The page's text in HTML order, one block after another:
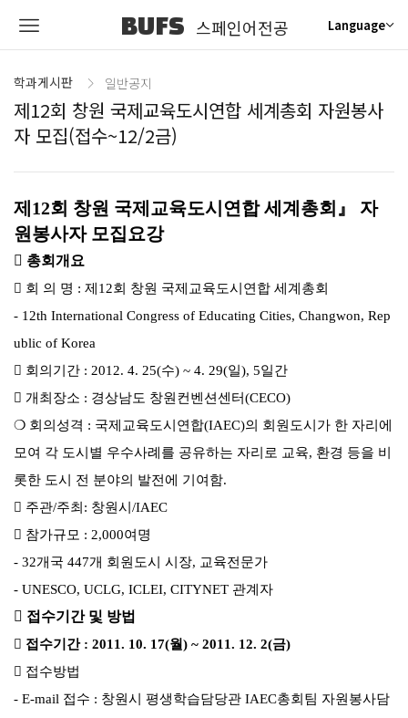
BUFS 스페인어전공 Language
학과게시판 일반공지
제12회 창원 국제교육도시연합 세계총회 자원봉사
자 모집(접수~12/2금)
제12회 창원 국제교육도시연합 세계총회』 자
원봉사자 모집요강
 총회개요
 회 의 명 : 제12회 창원 국제교육도시연합 세계총회
- 12th International Congress of Educating Cities, Changwon, Rep
ublic of Korea
 회의기간 : 2012. 4. 25(수) ~ 4. 29(일), 5일간
 개최장소 : 경상남도 창원컨벤션센터(CECO)
❍ 회의성격 : 국제교육도시연합(IAEC)의 회원도시가 한 자리에
모여 각 도시별 우수사례를 공유하는 자리로 교육, 환경 등을 비
롯한 도시 전 분야의 발전에 기여함.
 주관/주최: 창원시/IAEC
 참가규모 : 2,000여명
- 32개국 447개 회원도시 시장, 교육전문가
- UNESCO, UCLG, ICLEI, CITYNET 관계자
 접수기간 및 방법
 접수기간 : 2011. 10. 17(월) ~ 2011. 12. 2(금)
 접수방법
- E-mail 접수 : 창원시 평생학습담당관 IAEC총회팀 자원봉사담